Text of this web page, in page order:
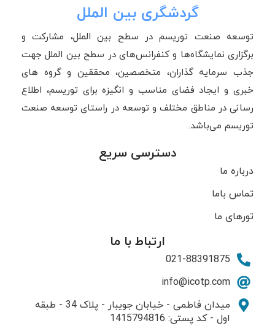
گردشگری بین الملل
توسعه صنعت توریسم در سطح بین الملل، مشارکت و
برگزاری نمایشگاه‌ها و کنفرانس‌های در سطح بین الملل جهت
جذب سرمایه گذاران، متخصصین، محققین و گروه های
خبری و ایجاد فضای مناسب و انگیزه برای توریسم، اطلاع
رسانی در مناطق مختلف و توسعه در راستای توسعه صنعت
توریسم می‌باشد.
دسترسی سریع
درباره ما
تماس باما
تورهای ما
ارتباط با ما
021-88391875
info@icotp.com
میدان فاطمی - خیابان جویبار - پلاک 34 - طبقه
اول - کد پستی: 1415794816